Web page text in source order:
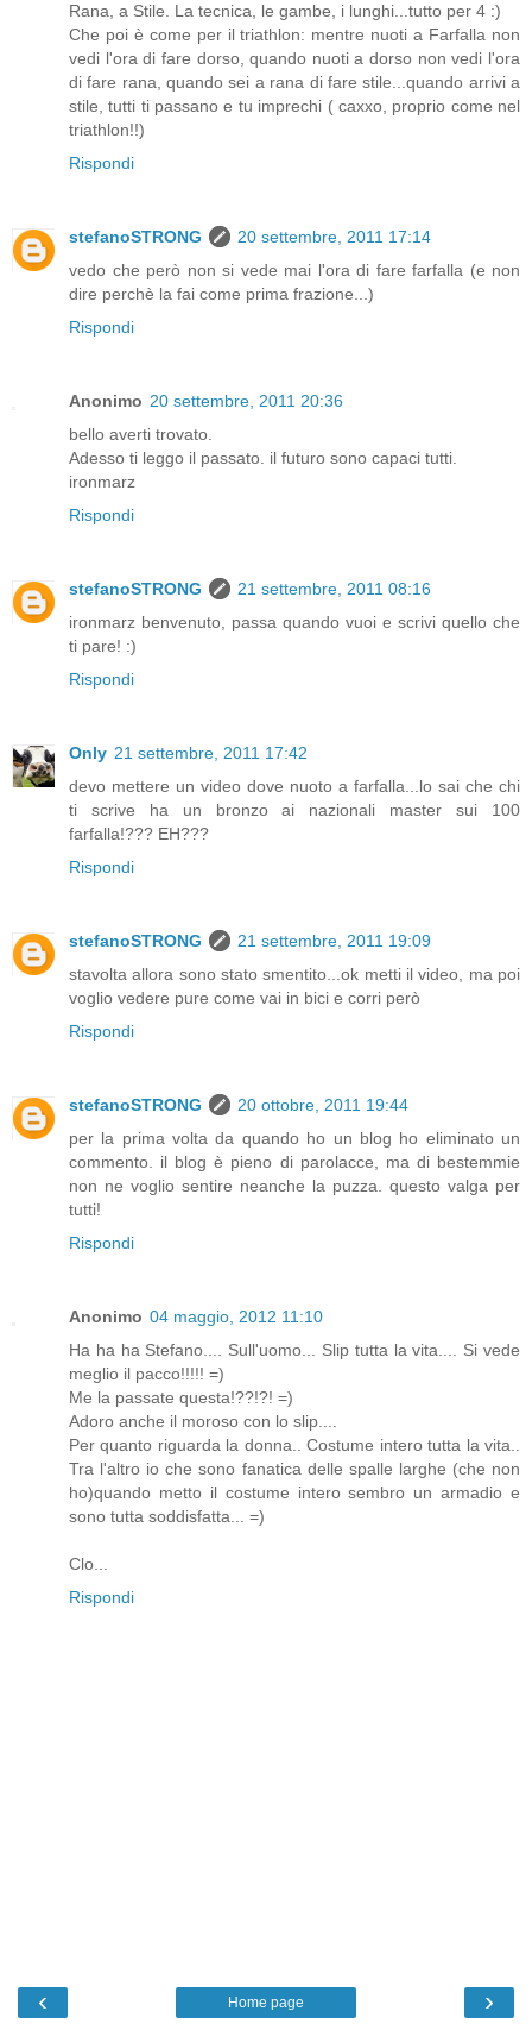
Rana, a Stile. La tecnica, le gambe, i lunghi...tutto per 4 :)
Che poi è come per il triathlon: mentre nuoti a Farfalla non
vedi l'ora di fare dorso, quando nuoti a dorso non vedi l'ora
di fare rana, quando sei a rana di fare stile...quando arrivi a
stile, tutti ti passano e tu imprechi ( caxxo, proprio come nel
triathlon!!)
Rispondi
stefanoSTRONG
20 settembre, 2011 17:14
vedo che però non si vede mai l'ora di fare farfalla (e non
dire perchè la fai come prima frazione...)
Rispondi
Anonimo 20 settembre, 2011 20:36
bello averti trovato.
Adesso ti leggo il passato. il futuro sono capaci tutti.
ironmarz
Rispondi
stefanoSTRONG
21 settembre, 2011 08:16
ironmarz benvenuto, passa quando vuoi e scrivi quello che
ti pare! :)
Rispondi
Only 21 settembre, 2011 17:42
devo mettere un video dove nuoto a farfalla...lo sai che chi
ti scrive ha un bronzo ai nazionali master sui 100
farfalla!??? EH???
Rispondi
stefanoSTRONG
21 settembre, 2011 19:09
stavolta allora sono stato smentito...ok metti il video, ma poi
voglio vedere pure come vai in bici e corri però
Rispondi
stefanoSTRONG
20 ottobre, 2011 19:44
per la prima volta da quando ho un blog ho eliminato un
commento. il blog è pieno di parolacce, ma di bestemmie
non ne voglio sentire neanche la puzza. questo valga per
tutti!
Rispondi
Anonimo 04 maggio, 2012 11:10
Ha ha ha Stefano.... Sull'uomo... Slip tutta la vita.... Si vede
meglio il pacco!!!!! =)
Me la passate questa!??!?! =)
Adoro anche il moroso con lo slip....
Per quanto riguarda la donna.. Costume intero tutta la vita..
Tra l'altro io che sono fanatica delle spalle larghe (che non
ho)quando metto il costume intero sembro un armadio e
sono tutta soddisfatta... =)
Clo...
Rispondi
‹ ›
Home page